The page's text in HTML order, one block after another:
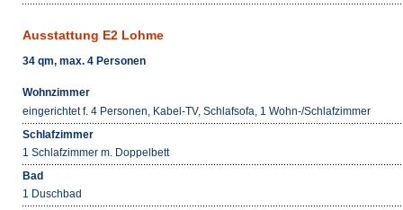
Ausstattung E2 Lohme
34 qm, max. 4 Personen
Wohnzimmer
eingerichtet f. 4 Personen, Kabel-TV, Schlafsofa, 1 Wohn-/Schlafzimmer
Schlafzimmer
1 Schlafzimmer m. Doppelbett
Bad
1 Duschbad